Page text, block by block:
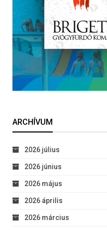
ARCHÍVUM
2026 július
2026 június
2026 május
2026 április
2026 március